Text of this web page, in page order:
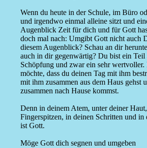
Wenn du heute in der Schule, im Büro
und irgendwo einmal alleine sitzt und
Augenblick Zeit für dich und für Gott
doch mal nach: Umgibt Gott nicht auch
diesem Augenblick? Schau an dir
auch in dir gegenwärtig? Du bist ein Teil
Schöpfung und zwar ein sehr
möchte, dass du deinen Tag mit ihm
mit ihm zusammen aus dem Haus gehst
zusammen nach Hause kommst.
Denn in deinem Atem, unter deiner
Fingerspitzen, in deinen Schritten und in
ist Gott.
Möge Gott dich segnen und umgeben